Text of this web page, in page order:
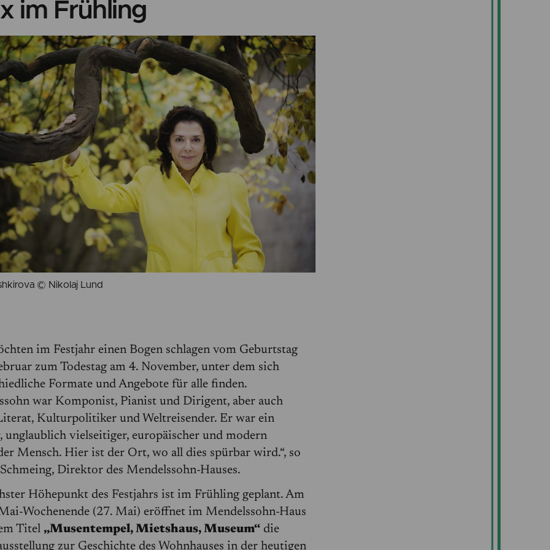
im Frühling
© Nikolaj Lund
im Festjahr einen Bogen schlagen vom Geburtstag
zum Todestag am 4. November, unter dem sich
Formate und Angebote für alle finden.
war Komponist, Pianist und Dirigent, aber auch
Kulturpolitiker und Weltreisender. Er war ein
unglaublich vielseitiger, europäischer und modern
Mensch. Hier ist der Ort, wo all dies spürbar wird.“, so
Direktor des Mendelssohn-Hauses.
Höhepunkt des Festjahrs ist im Frühling geplant. Am
Wochenende (27. Mai) eröffnet im Mendelssohn-Haus
Titel „Musentempel, Mietshaus, Museum“ die
zur Geschichte des Wohnhauses in der heutigen